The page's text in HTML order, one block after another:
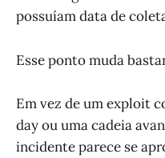
possuíam data de
Esse ponto muda
Em vez de um exploit
day ou uma cadeia
incidente parece se